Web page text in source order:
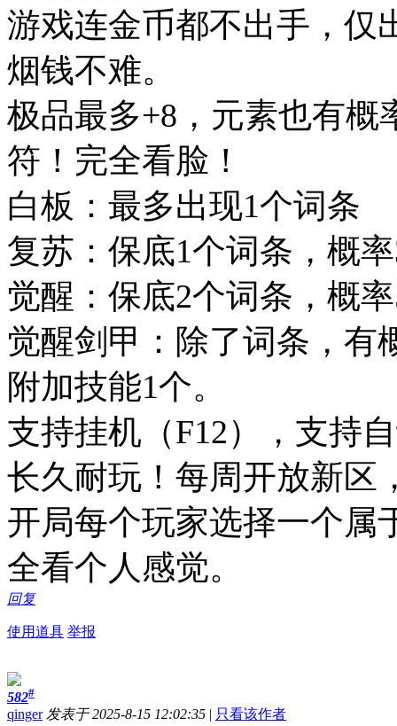
游戏连金币都不出手，仅
烟钱不难。
极品最多+8，元素也有概
符！完全看脸！
白板：最多出现1个词条
复苏：保底1个词条，概
觉醒：保底2个词条，概
觉醒剑甲：除了词条，有
附加技能1个。
支持挂机（F12），支持
长久耐玩！每周开放新区
开局每个玩家选择一个属
全看个人感觉。
回复
使用道具 举报
582#
qinger 发表于 2025-8-15 12:02:35 | 只看该作者